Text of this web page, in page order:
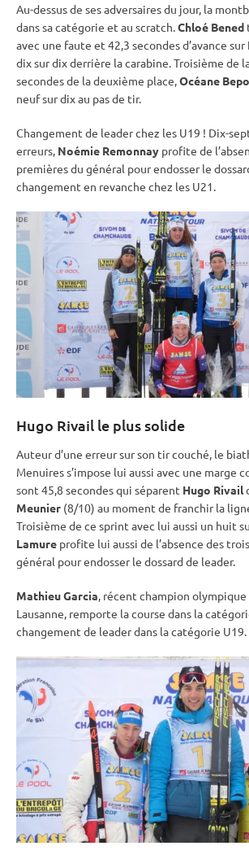
Au-dessus de ses adversaires du jour, la
dans sa catégorie et au scratch.Chloé Bened
avec une faute et 42,3 secondes d’avance sur
dix sur dix derrière lacarabine. Troisième de
secondes de la deuxième place,Océane
neuf sur dix au pas de tir.
Changement de leader chez les U19 ! Dix-
erreurs, Noémie Remonnay profite de
premières du général pour endosser le
changement en revanche chez les U21.
Hugo Rivail le plus solide
Auteur d’une erreur sur son tircouché, le
Menuires s’impose lui aussi avec une marge
sont 45,8 secondes qui séparent Hugo Rivail
Meunier (8/10) au moment de franchir la
Troisième de ce sprint avec lui aussi un huit
Lamure profite lui aussi de l’absence des
général pour endosser le dossard de leader.
Mathieu Garcia, récent champion olympique
Lausanne, remporte la course dans la
changement de leader dans la catégorie U19.